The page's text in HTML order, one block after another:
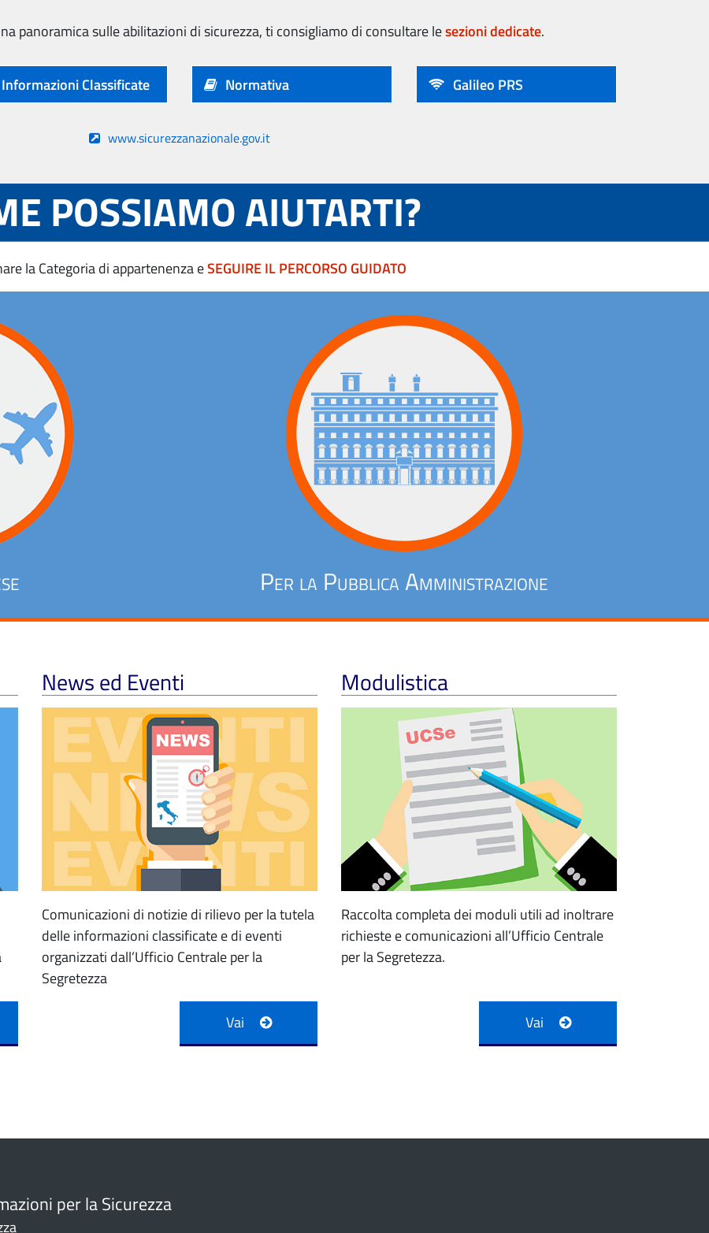
panoramica sulle abilitazioni di sicurezza, ti consigliamo di consultare lesezioni dedicate.
Informazioni Classificate Normativa Galileo PRS
www.sicurezzanazionale.gov.it
POSSIAMO AIUTARTI?
la Categoria di appartenenza eSEGUIRE IL PERCORSO GUIDATO
Per la Pubblica Amministrazione
News ed Eventi
Comunicazioni di notizie di rilievo per la tutela
delle informazioni classificate e di eventi
organizzati dall’Ufficio Centrale per la
Segretezza
Vai
Modulistica
Raccolta completa dei moduli utili ad inoltrare
richieste e comunicazioni all’Ufficio Centrale
per la Segretezza.
Vai
per la Sicurezza